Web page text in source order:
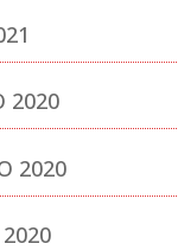
2020
2020